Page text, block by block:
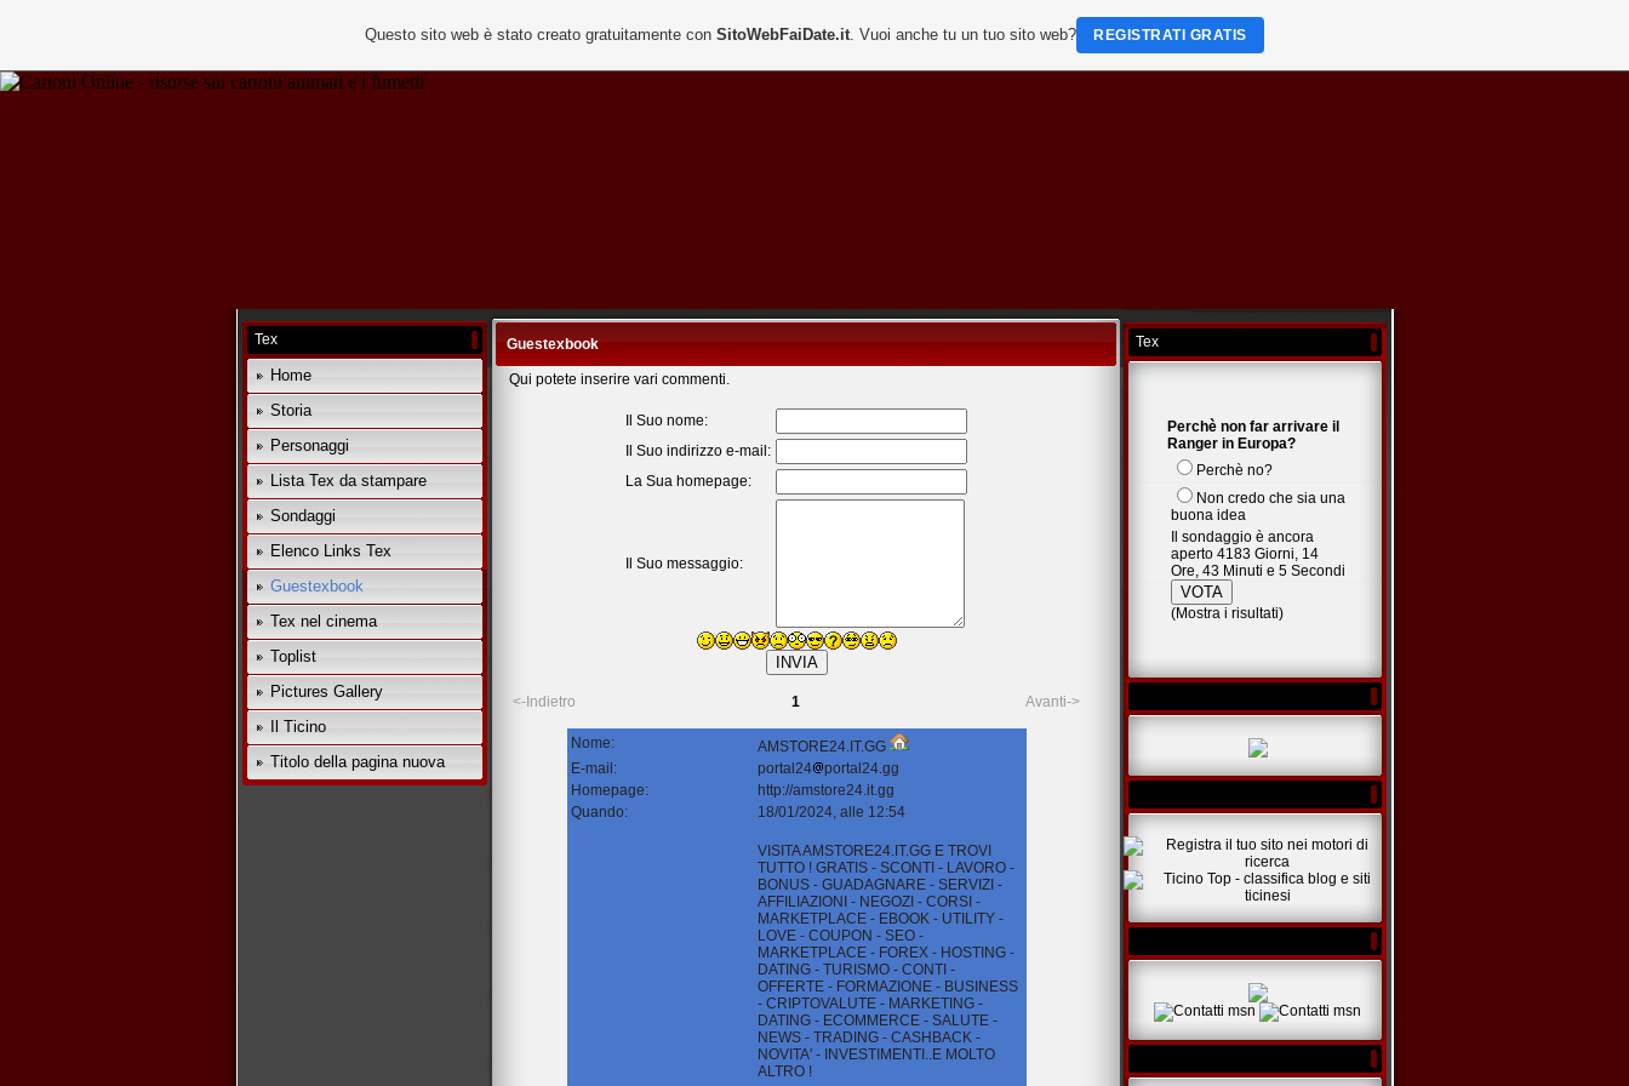
Tex
Home
Storia
Personaggi
Lista Tex da stampare
Sondaggi
Elenco Links Tex
Guestexbook
Tex nel cinema
Toplist
Pictures Gallery
Il Ticino
Titolo della pagina nuova
Guestexbook
Qui potete inserire vari commenti.
Il Suo nome:
Il Suo indirizzo e-mail:
La Sua homepage:
Il Suo messaggio:
<-Indietro 1 Avanti->
Nome:
AMSTORE24.IT.GG
E-mail:
portal24
portal24.gg
Homepage:
http://amstore24.it.gg
Quando:
18/01/2024, alle 12:54
VISITA AMSTORE24.IT.GG E TROVI
TUTTO ! GRATIS - SCONTI - LAVORO -
BONUS - GUADAGNARE - SERVIZI -
AFFILIAZIONI - NEGOZI - CORSI -
MARKETPLACE - EBOOK - UTILITY -
LOVE - COUPON - SEO -
MARKETPLACE - FOREX - HOSTING -
DATING - TURISMO - CONTI -
OFFERTE - FORMAZIONE - BUSINESS
- CRIPTOVALUTE - MARKETING -
DATING - ECOMMERCE - SALUTE -
NEWS - TRADING - CASHBACK -
NOVITA' - INVESTIMENTI..E MOLTO
ALTRO !
Tex
Perchè non far arrivare il
Ranger in Europa?
Perchè no?
Non credo che sia una
buona idea
Il sondaggio è ancora
aperto 4183 Giorni, 14
Ore, 43 Minuti e 5 Secondi
(Mostra i risultati)
Questo sito web è stato creato gratuitamente conSitoWebFaiDate.it. Vuoi anche tu un tuo sito web? REGISTRATI GRATIS